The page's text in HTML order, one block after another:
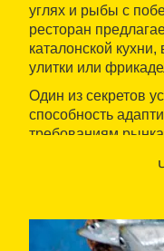
углях и рыбы с
ресторан
каталонской
улитки или
Один из секретов
способность
требованиям
также работает